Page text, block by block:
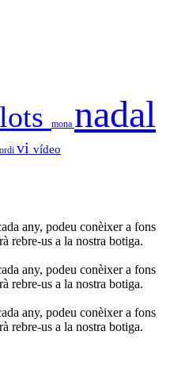
lots mona nadal
vi vídeo
any, podeu conèixer a fons
rebre-us a la nostra botiga.
any, podeu conèixer a fons
rebre-us a la nostra botiga.
any, podeu conèixer a fons
rebre-us a la nostra botiga.